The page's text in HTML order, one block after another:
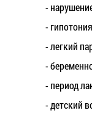
-
-
- легкий
-
- период
- детский